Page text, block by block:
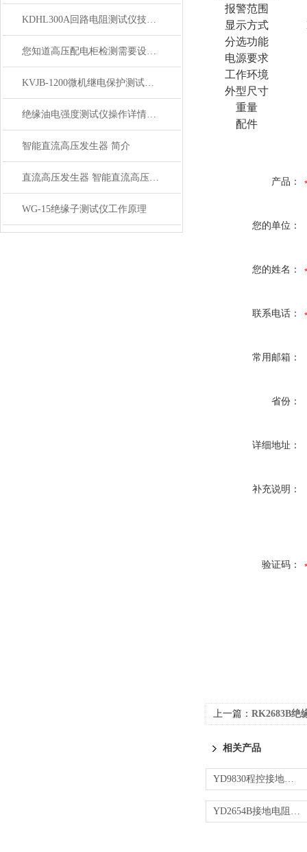
KDHL300A回路电阻测试仪技术参数
您知道高压配电柜检测需要设备具体有哪些？
KVJB-1200微机继电保护测试仪功能技术参数
绝缘油电强度测试仪操作详情步骤指导书
智能直流高压发生器 简介
直流高压发生器 智能直流高压发生器 发生器
WG-15绝缘子测试仪工作原理
报警范围
显示方式
分选功能
电源要求
工作环境
外型尺寸
重量
配件
产品：
您的单位：
您的姓名：
联系电话：
常用邮箱：
省份：
详细地址：
补充说明：
验证码：
上一篇： RK2683B绝
相关产品
YD9830程控接地电阻测试仪
YD2654B接地电阻测试仪